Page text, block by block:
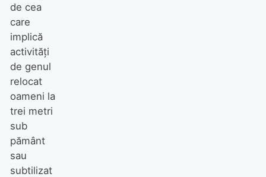
de cea
care
implică
activităţi
de genul
relocat
oameni la
trei metri
sub
pământ
sau
subtilizat